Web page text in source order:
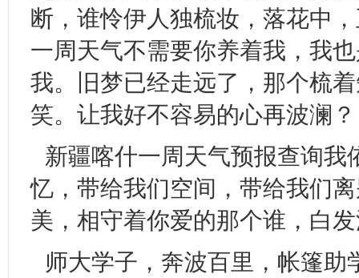
断，谁怜伊人独梳妆，落花中
一周天气不需要你养着我，我
我。旧梦已经走远了，那个梳
笑。让我好不容易的心再波澜？
新疆喀什一周天气预报查询
忆，带给我们空间，带给我们
美，相守着你爱的那个谁，白
师大学子，奔波百里，帐篷助